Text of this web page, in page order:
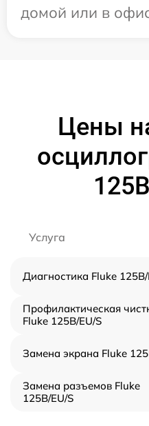
домой или в
Цены
Услуга
Диагностика Fluke 125B/
Профилактическая
Fluke 125B/EU/S
Замена экрана Fluke
Замена разъемов Fluke
125B/EU/S